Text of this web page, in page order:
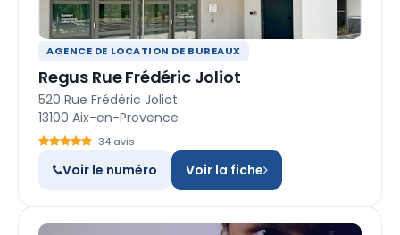
AGENCE DE LOCATION DE BUREAUX
Regus Rue Frédéric Joliot
520 Rue Frédéric Joliot
13100 Aix-en-Provence
34 avis
Voir le numéro Voir la fiche